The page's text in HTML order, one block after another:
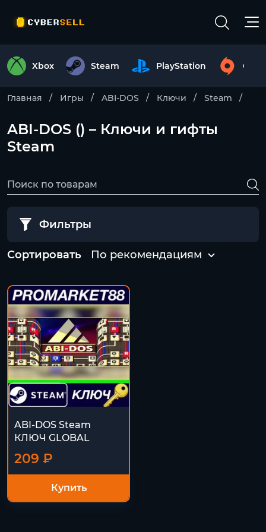
Xbox Steam PlayStation
Главная Игры ABI-DOS Ключи Steam
ABI-DOS () – Ключи и гифты
Steam
Фильтры
Сортировать По рекомендациям
ABI-DOS Steam
КЛЮЧ GLOBAL
209 ₽
Купить